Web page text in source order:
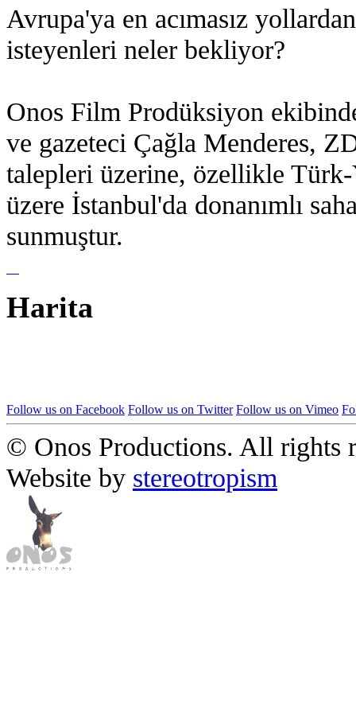
Avrupa'ya en acımasız
isteyenleri neler bekliyor?
Onos Film Prodüksiyon
ve gazeteci Çağla Menderes,
talepleri üzerine, özellikle Türk-
üzere İstanbul'da donanımlı
sunmuştur.
Harita
Follow us on Facebook Follow us on Twitter Follow us on Vimeo
© Onos Productions. All rights
Website by stereotropism